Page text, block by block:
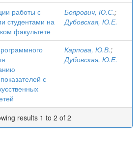
работы с
студентами на
факультете
Боярович, Ю.С.;
Дубовская, Ю.Е.
с
Карпова, Ю.В.;
Дубовская, Ю.Е.
results 1 to 2 of 2